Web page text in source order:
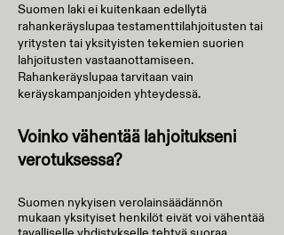
Suomen laki ei kuitenkaan edellytä
rahankeräyslupaa testamenttilahjoitusten tai
yritysten tai yksityisten tekemien suorien
lahjoitusten vastaanottamiseen.
Rahankeräyslupaa tarvitaan vain
keräyskampanjoiden yhteydessä.
Voinko vähentää lahjoitukseni
verotuksessa?
Suomen nykyisen verolainsäädännön
mukaan yksityiset henkilöt eivät voi vähentää